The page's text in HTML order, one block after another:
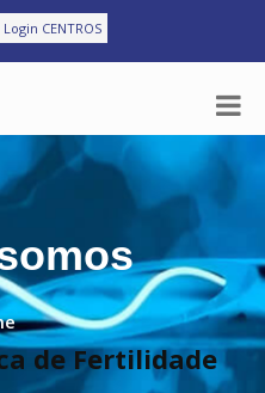
Login CENTROS
de Fertilidade